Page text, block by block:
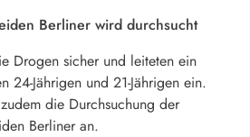
Berliner wird durchsucht
Drogen sicher und leiteten ein
24-Jährigen und 21-Jährigen ein.
die Durchsuchung der
Berliner an.